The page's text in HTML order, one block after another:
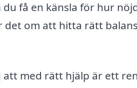
få en känsla för hur
det om att hitta rätt balans
att med rätt hjälp är ett